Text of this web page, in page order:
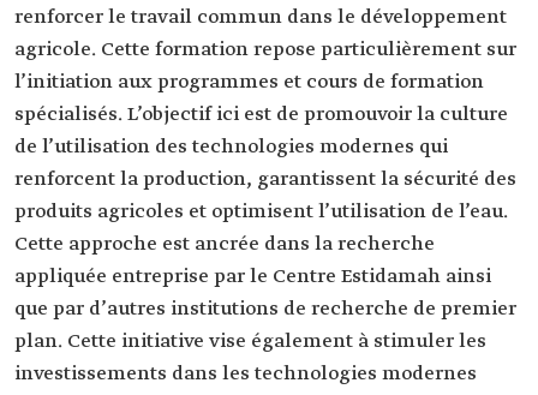
renforcer le travail commun dans le développement
agricole. Cette formation repose particulièrement sur
l’initiation aux programmes et cours de formation
spécialisés. L’objectif ici est de promouvoir la culture
de l’utilisation des technologies modernes qui
renforcent la production, garantissent la sécurité des
produits agricoles et optimisent l’utilisation de l’eau.
Cette approche est ancrée dans la recherche
appliquée entreprise par le Centre Estidamah ainsi
que par d’autres institutions de recherche de premier
plan. Cette initiative vise également à stimuler les
investissements dans les technologies modernes